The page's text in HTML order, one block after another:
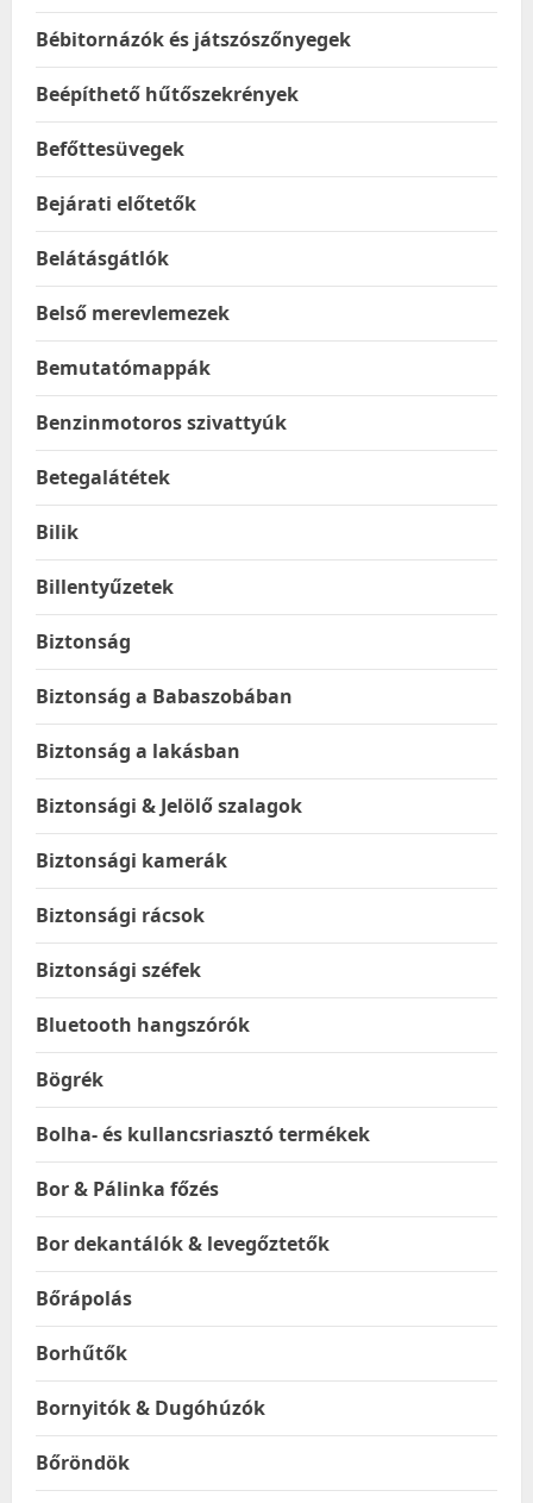
Bébitornázók és játszószőnyegek
Beépíthető hűtőszekrények
Befőttesüvegek
Bejárati előtetők
Belátásgátlók
Belső merevlemezek
Bemutatómappák
Benzinmotoros szivattyúk
Betegalátétek
Bilik
Billentyűzetek
Biztonság
Biztonság a Babaszobában
Biztonság a lakásban
Biztonsági & Jelölő szalagok
Biztonsági kamerák
Biztonsági rácsok
Biztonsági széfek
Bluetooth hangszórók
Bögrék
Bolha- és kullancsriasztó termékek
Bor & Pálinka főzés
Bor dekantálók & levegőztetők
Bőrápolás
Borhűtők
Bornyitók & Dugóhúzók
Bőröndök